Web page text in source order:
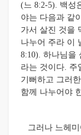
(느 8:2-5). 백성
야는 다음과 같
가서 살진 것을
나누어 주라 이
8:10). 하나님을
라는 것이다. 주
기뻐하고 그러
함께 나누어야
그러나 느헤미